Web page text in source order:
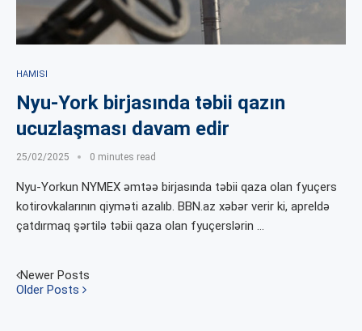
HAMISI
Nyu-York birjasında təbii qazın
ucuzlaşması davam edir
25/02/2025 0 minutes read
Nyu-Yorkun NYMEX əmtəə birjasında təbii qaza olan fyuçers
kotirovkalarının qiyməti azalıb. BBN.az xəbər verir ki, apreldə
çatdırmaq şərtilə təbii qaza olan fyuçerslərin …
Newer Posts
Older Posts